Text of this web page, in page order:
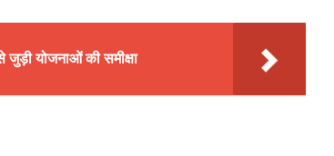
योजनाओं की समीक्षा